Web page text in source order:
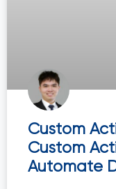
Custom
Custom
Automate